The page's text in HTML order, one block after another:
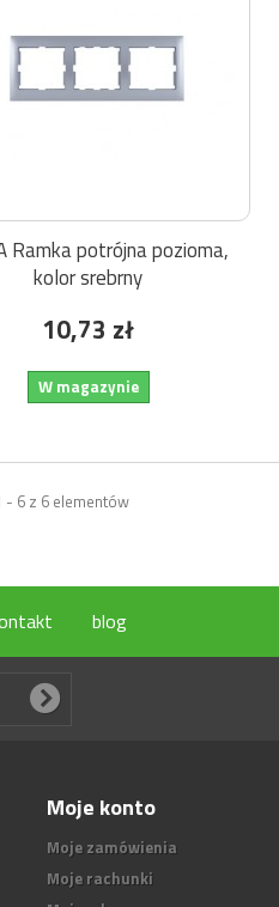
Ramka potrójna pozioma,
kolor srebrny
10,73 zł
W magazynie
- 6 z 6 elementów
blog
Moje konto
Moje zamówienia
Moje rachunki